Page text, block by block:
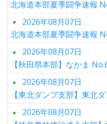
北海道本部夏季闘争速報
2026年08月07日
北海道本部夏季闘争速報
2026年08月07日
【秋田県本部】なかま
2026年08月07日
【東北ダンプ支部】東北
2026年08月07日